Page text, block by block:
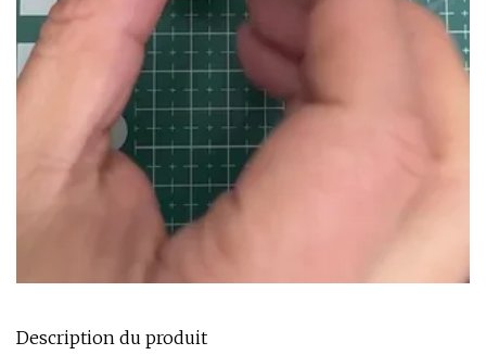
Description du produit